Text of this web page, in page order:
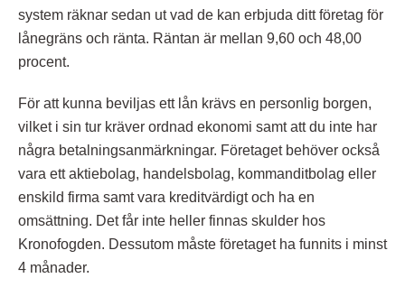
system räknar sedan ut vad de kan erbjuda ditt företag för
lånegräns och ränta. Räntan är mellan 9,60 och 48,00
procent.
För att kunna beviljas ett lån krävs en personlig borgen,
vilket i sin tur kräver ordnad ekonomi samt att du inte har
några betalningsanmärkningar. Företaget behöver också
vara ett aktiebolag, handelsbolag, kommanditbolag eller
enskild firma samt vara kreditvärdigt och ha en
omsättning. Det får inte heller finnas skulder hos
Kronofogden. Dessutom måste företaget ha funnits i minst
4 månader.